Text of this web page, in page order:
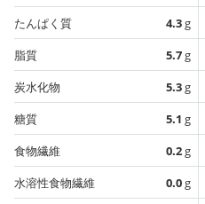
たんぱく質
4.3g
脂質
5.7g
炭水化物
5.3g
糖質
5.1 g
食物繊維
0.2g
水溶性食物繊維
0.0g